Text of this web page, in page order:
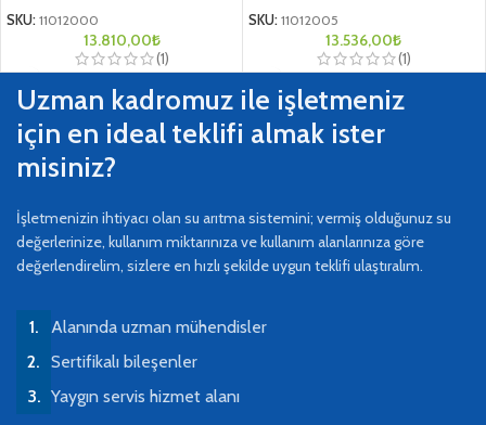
SKU: 11012000
13.810,00₺
(1)
SKU: 11012005
13.536,00₺
(1)
Uzman kadromuz ile işletmeniz
için en ideal teklifi almak ister
misiniz?
İşletmenizin ihtiyacı olan su arıtma sistemini; vermiş olduğunuz su
değerlerinize, kullanım miktarınıza ve kullanım alanlarınıza göre
değerlendirelim, sizlere en hızlı şekilde uygun teklifi ulaştıralım.
Alanında uzman mühendisler
Sertifikalı bileşenler
Yaygın servis hizmet alanı